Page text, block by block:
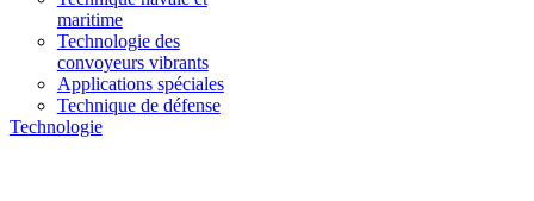
maritime
Technologie des
convoyeurs vibrants
Applications spéciales
Technique de défense
Technologie